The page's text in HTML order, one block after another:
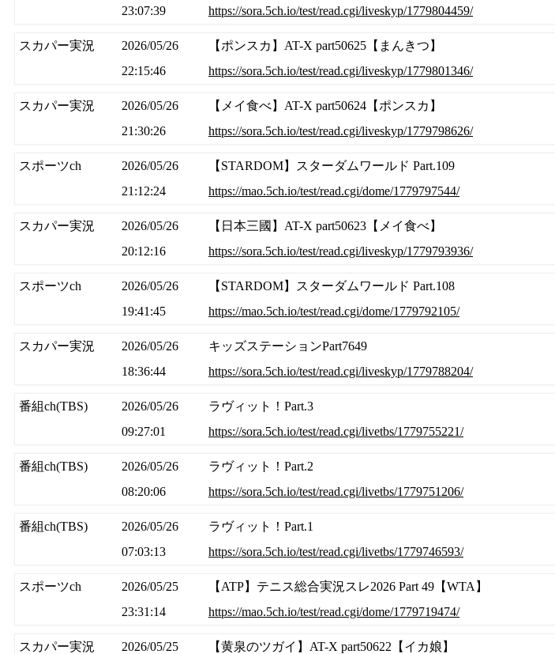
23:07:39 https://sora.5ch.io/test/read.cgi/liveskyp/1779804459/
スカパー実況
2026/05/26
22:15:46
【ポンスカ】AT-X part50625【まんきつ】
https://sora.5ch.io/test/read.cgi/liveskyp/1779801346/
スカパー実況
2026/05/26
21:30:26
【メイ食べ】AT-X part50624【ポンスカ】
https://sora.5ch.io/test/read.cgi/liveskyp/1779798626/
スポーツch
2026/05/26
21:12:24
【STARDOM】スターダムワールド Part.109
https://mao.5ch.io/test/read.cgi/dome/1779797544/
スカパー実況
2026/05/26
20:12:16
【日本三國】AT-X part50623【メイ食べ】
https://sora.5ch.io/test/read.cgi/liveskyp/1779793936/
スポーツch
2026/05/26
19:41:45
【STARDOM】スターダムワールド Part.108
https://mao.5ch.io/test/read.cgi/dome/1779792105/
スカパー実況
2026/05/26
18:36:44
キッズステーションPart7649
https://sora.5ch.io/test/read.cgi/liveskyp/1779788204/
番組ch(TBS)
2026/05/26
09:27:01
ラヴィット！Part.3
https://sora.5ch.io/test/read.cgi/livetbs/1779755221/
番組ch(TBS)
2026/05/26
08:20:06
ラヴィット！Part.2
https://sora.5ch.io/test/read.cgi/livetbs/1779751206/
番組ch(TBS)
2026/05/26
07:03:13
ラヴィット！Part.1
https://sora.5ch.io/test/read.cgi/livetbs/1779746593/
スポーツch
2026/05/25
23:31:14
【ATP】テニス総合実況スレ2026 Part 49【WTA】
https://mao.5ch.io/test/read.cgi/dome/1779719474/
スカパー実況
2026/05/25
【黄泉のツガイ】AT-X part50622【イカ娘】